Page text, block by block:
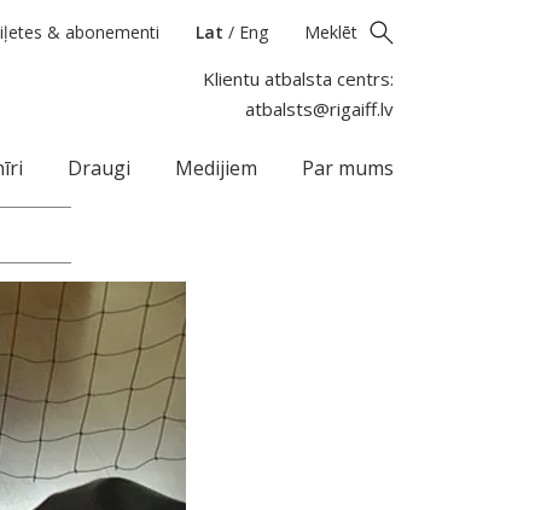
& abonementi Lat / Eng Meklēt
Klientu atbalsta centrs:
atbalsts@rigaiff.lv
Draugi Medijiem Par mums